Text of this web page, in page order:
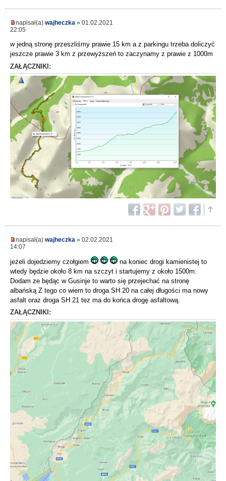
napisał(a) wajheczka » 01.02.2021
22:05
w jedną stronę przeszliśmy prawie 15 km a z parkingu trzeba doliczyć
jeszcze prawie 3 km z przewyższeń to zaczynamy z prawie z 1000m
ZAŁĄCZNIKI:
napisał(a) wajheczka » 02.02.2021
14:07
jeżeli dojedziemy czołgiem
na koniec drogi kamienistej to
wtedy będzie około 8 km na szczyt i startujemy z około 1500m.
Dodam ze będąc w Gusinje to warto się przejechać na stronę
albańską Z tego co wiem to droga SH 20 na całej długości ma nowy
asfalt oraz droga SH 21 tez ma do końca drogę asfaltową.
ZAŁĄCZNIKI: